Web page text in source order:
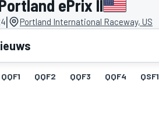
ePrix II
| Portland International Raceway, US
QQF1 QQF2 QQF3 QQF4 QSF1